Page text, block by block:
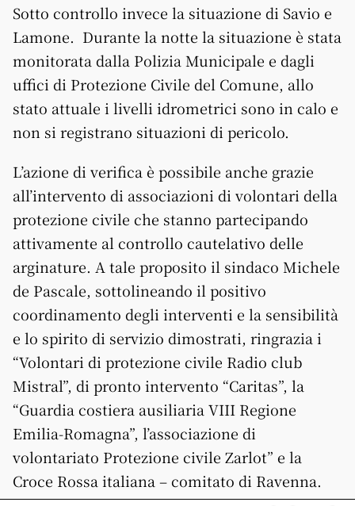
Sotto controllo invece la situazione di Savio e
Lamone. Durante la notte la situazione è stata
monitorata dalla Polizia Municipale e dagli
uffici di Protezione Civile del Comune, allo
stato attuale i livelli idrometrici sono in calo e
non si registrano situazioni di pericolo.
L’azione di verifica è possibile anche grazie
all’intervento di associazioni di volontari della
protezione civile che stanno partecipando
attivamente al controllo cautelativo delle
arginature. A tale proposito il sindaco Michele
de Pascale, sottolineando il positivo
coordinamento degli interventi e la sensibilità
e lo spirito di servizio dimostrati, ringrazia i
“Volontari di protezione civile Radio club
Mistral”, di pronto intervento “Caritas”, la
“Guardia costiera ausiliaria VIII Regione
Emilia-Romagna”, l’associazione di
volontariato Protezione civile Zarlot” e la
Croce Rossa italiana – comitato di Ravenna.